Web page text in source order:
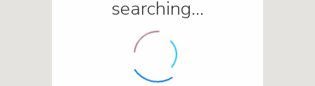
searching...